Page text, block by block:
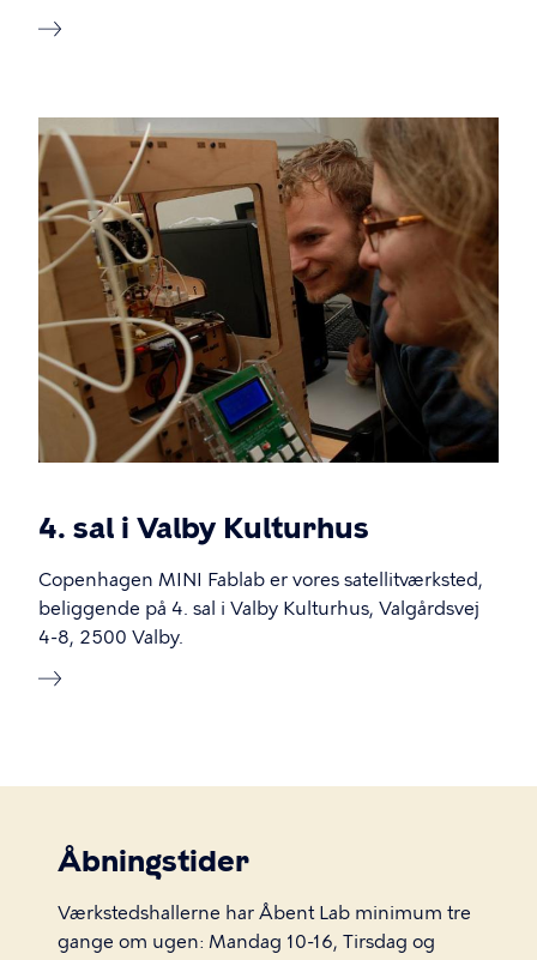
4. sal i Valby Kulturhus
Copenhagen MINI Fablab er vores satellitværksted,
beliggende på 4. sal i Valby Kulturhus, Valgårdsvej
4-8, 2500 Valby.
Åbningstider
Værkstedshallerne har Åbent Lab minimum tre
gange om ugen: Mandag 10-16, Tirsdag og